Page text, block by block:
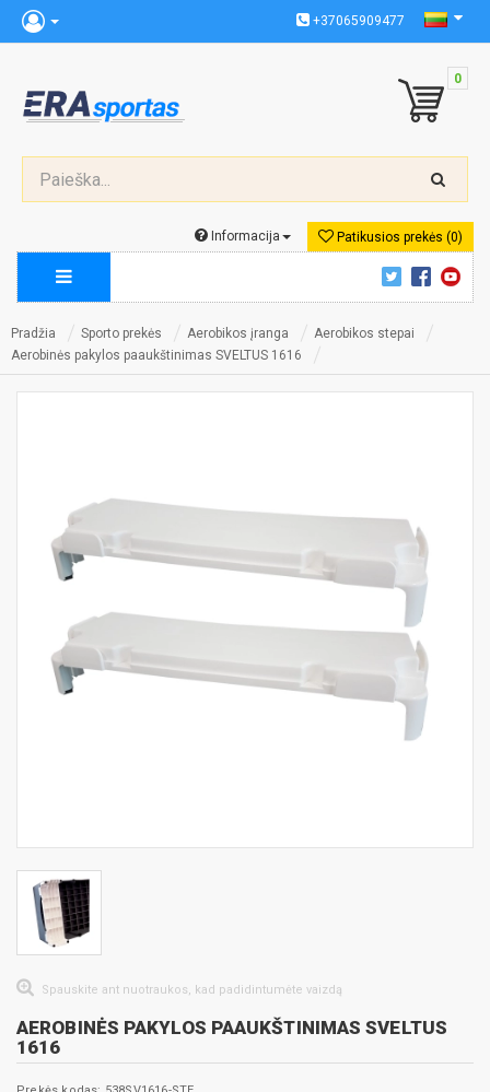
+37065909477
0
Patikusios prekės (0)
Informacija
Pradžia Sporto prekės Aerobikos įranga
Aerobikos stepai
Aerobinės pakylos paaukštinimas SVELTUS 1616
Spauskite ant nuotraukos, kad padidintumėte vaizdą
AEROBINĖS PAKYLOS PAAUKŠTINIMAS SVELTUS
1616